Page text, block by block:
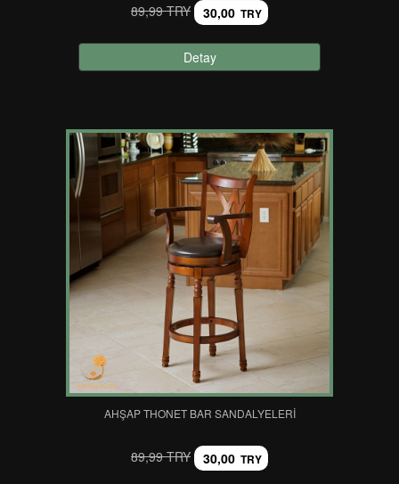
89,99 TRY 30,00 TRY
Detay
AHŞAP THONET BAR SANDALYELERI
89,99 TRY 30,00 TRY